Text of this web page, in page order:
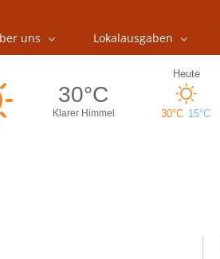
uns Lokalausgaben